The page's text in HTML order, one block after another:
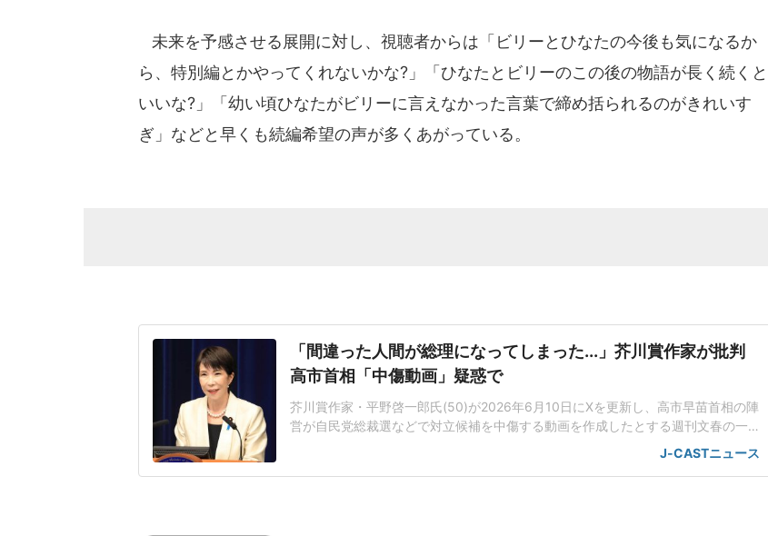
未来を予感させる展開に対し、視聴者からは「ビリーとひなたの今後も気になるか
ら、特別編とかやってくれないかな?」「ひなたとビリーのこの後の物語が長く続くと
いいな?」「幼い頃ひなたがビリーに言えなかった言葉で締め括られるのがきれいす
ぎ」などと早くも続編希望の声が多くあがっている。
「間違った人間が総理になってしまった...」芥川賞作家が批判
高市首相「中傷動画」疑惑で
芥川賞作家・平野啓一郎氏(50)が2026年6月10日にXを更新し、高市早苗首相の陣
営が自民党総裁選などで対立候補を中傷する動画を作成したとする週刊文春の一
連の報道を巡り、自身の見解を示した。この投稿がSNS上で大きな注目を集めて
いる。平野氏「元の世界に戻るべき」週刊文春は4月29日付の記事で、25年秋の
J-CASTニュース